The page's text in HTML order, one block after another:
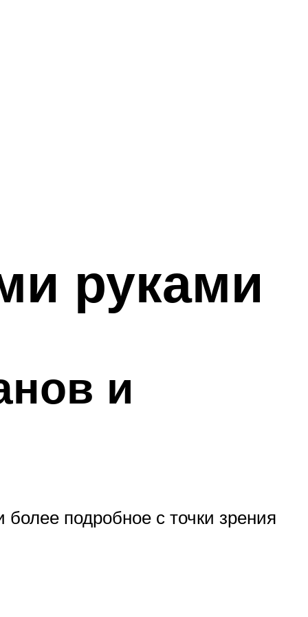
руками
и
подробное с точки зрения